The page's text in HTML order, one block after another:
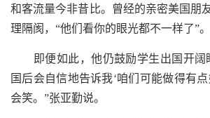
和客流量今非昔比。曾经的亲密美国朋
理隔阂，“他们看你的眼光都不一样了”。
即便如此，他仍鼓励学生出国开阔
国后会自信地告诉我‘咱们可能做得有
会笑。”张亚勤说。